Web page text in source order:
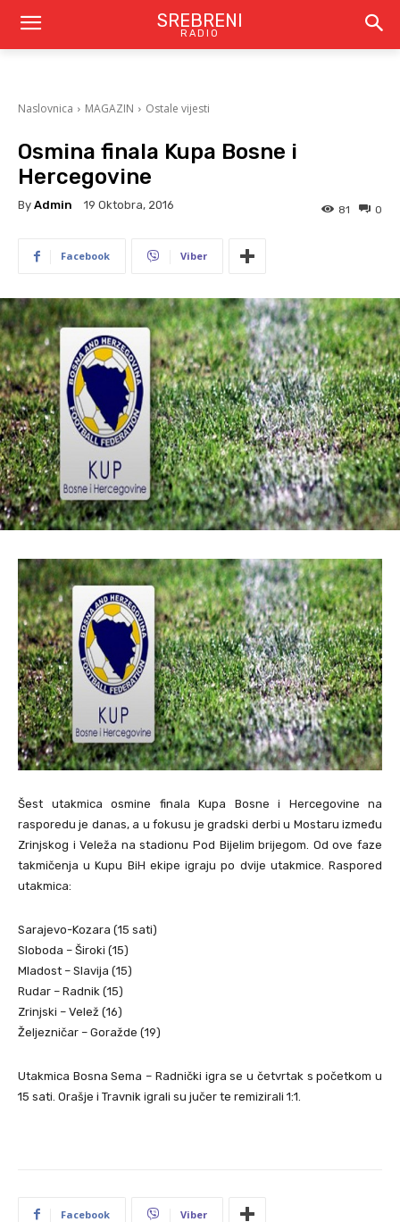
SREBRENI
RADIO
Naslovnica MAGAZIN Ostale vijesti
Osmina finala Kupa Bosne i
Hercegovine
By Admin 19 Oktobra, 2016 0
81
Facebook Viber
Šest utakmica osmine finala Kupa Bosne i Hercegovine na
rasporedu je danas, a u fokusu je gradski derbi u Mostaru između
Zrinjskog i Veleža na stadionu Pod Bijelim brijegom. Od ove faze
takmičenja u Kupu BiH ekipe igraju po dvije utakmice. Raspored
utakmica:
Sarajevo-Kozara (15 sati)
Sloboda – Široki (15)
Mladost – Slavija (15)
Rudar – Radnik (15)
Zrinjski – Velež (16)
Željezničar – Goražde (19)
Utakmica Bosna Sema – Radnički igra se u četvrtak s početkom u
15 sati. Orašje i Travnik igrali su jučer te remizirali 1:1.
Facebook Viber